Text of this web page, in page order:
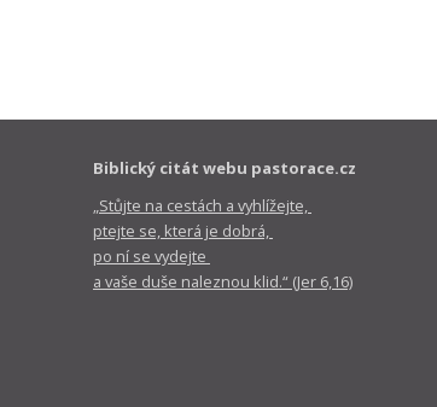
Biblický citát webu pastorace.cz
„Stůjte na cestách a vyhlížejte,
ptejte se, která je dobrá,
po ní se vydejte
a vaše duše naleznou klid.“ (Jer 6,16)